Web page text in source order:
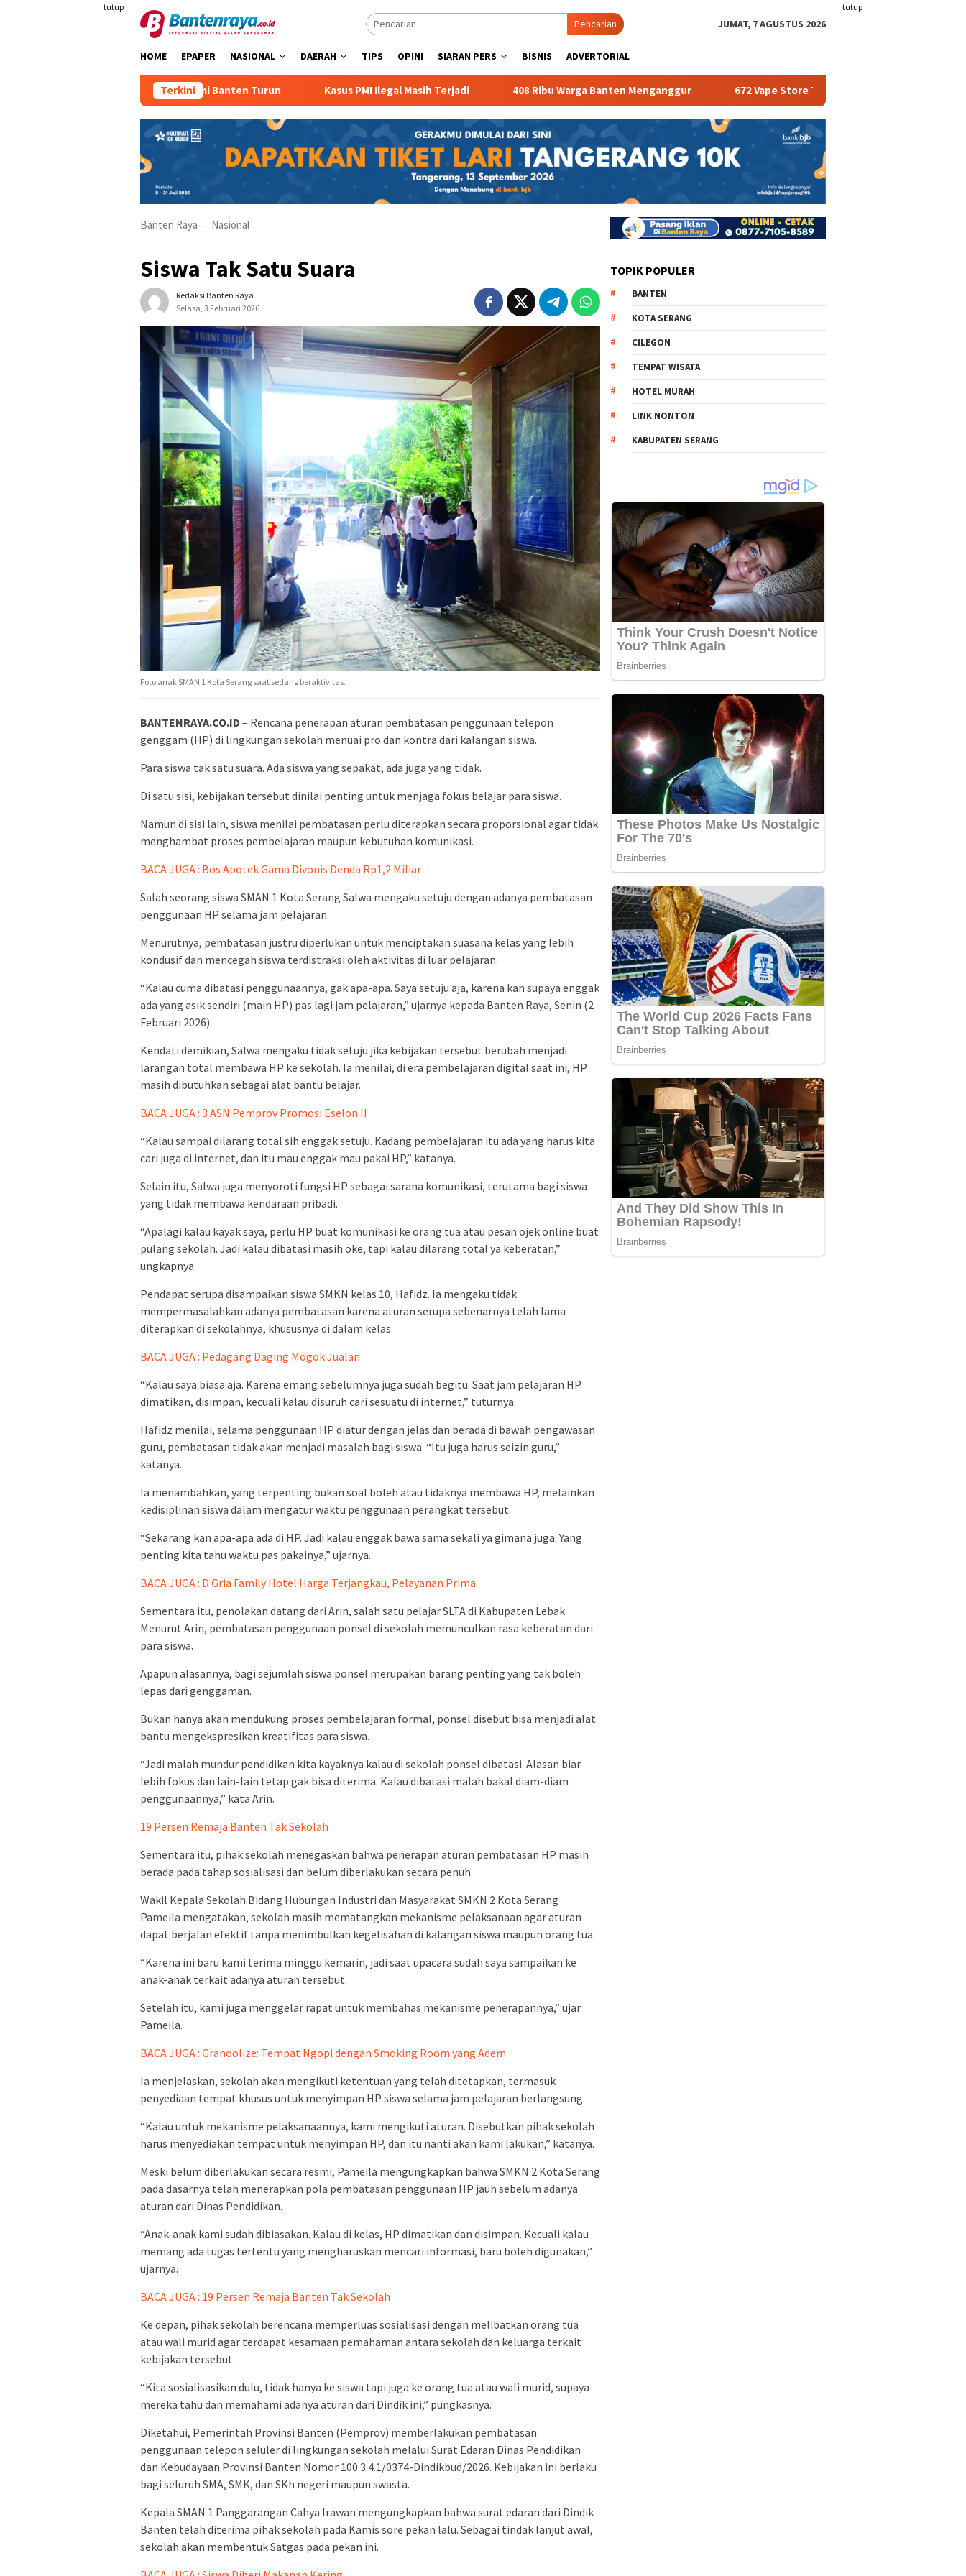
tutup tutup
Pencarian JUMAT, 7 AGUSTUS 2026
HOME EPAPER NASIONAL DAERAH TIPS OPINI SIARAN PERS BISNIS ADVERTORIAL
Terkini
Pertumbuhan Ekonomi Banten Turun Kasus PMI Ilegal Masih Terjadi 408 Ribu Warga Banten Menganggur 672 Vape Store Terancam Tutup
Banten Raya – Nasional
Siswa Tak Satu Suara
Redaksi Banten Raya
Selasa, 3 Februari 2026
Foto anak SMAN 1 Kota Serang saat sedang beraktivitas.
BANTENRAYA.CO.ID – Rencana penerapan aturan pembatasan penggunaan telepon
genggam (HP) di lingkungan sekolah menuai pro dan kontra dari kalangan siswa.
Para siswa tak satu suara. Ada siswa yang sepakat, ada juga yang tidak.
Di satu sisi, kebijakan tersebut dinilai penting untuk menjaga fokus belajar para siswa.
Namun di sisi lain, siswa menilai pembatasan perlu diterapkan secara proporsional agar tidak
menghambat proses pembelajaran maupun kebutuhan komunikasi.
BACA JUGA : Bos Apotek Gama Divonis Denda Rp1,2 Miliar
Salah seorang siswa SMAN 1 Kota Serang Salwa mengaku setuju dengan adanya pembatasan
penggunaan HP selama jam pelajaran.
Menurutnya, pembatasan justru diperlukan untuk menciptakan suasana kelas yang lebih
kondusif dan mencegah siswa terdistraksi oleh aktivitas di luar pelajaran.
“Kalau cuma dibatasi penggunaannya, gak apa-apa. Saya setuju aja, karena kan supaya enggak
ada yang asik sendiri (main HP) pas lagi jam pelajaran,” ujarnya kepada Banten Raya, Senin (2
Februari 2026).
Kendati demikian, Salwa mengaku tidak setuju jika kebijakan tersebut berubah menjadi
larangan total membawa HP ke sekolah. Ia menilai, di era pembelajaran digital saat ini, HP
masih dibutuhkan sebagai alat bantu belajar.
BACA JUGA : 3 ASN Pemprov Promosi Eselon II
“Kalau sampai dilarang total sih enggak setuju. Kadang pembelajaran itu ada yang harus kita
cari juga di internet, dan itu mau enggak mau pakai HP,” katanya.
Selain itu, Salwa juga menyoroti fungsi HP sebagai sarana komunikasi, terutama bagi siswa
yang tidak membawa kendaraan pribadi.
“Apalagi kalau kayak saya, perlu HP buat komunikasi ke orang tua atau pesan ojek online buat
pulang sekolah. Jadi kalau dibatasi masih oke, tapi kalau dilarang total ya keberatan,”
ungkapnya.
Pendapat serupa disampaikan siswa SMKN kelas 10, Hafidz. Ia mengaku tidak
mempermasalahkan adanya pembatasan karena aturan serupa sebenarnya telah lama
diterapkan di sekolahnya, khususnya di dalam kelas.
BACA JUGA : Pedagang Daging Mogok Jualan
“Kalau saya biasa aja. Karena emang sebelumnya juga sudah begitu. Saat jam pelajaran HP
dimatikan, disimpan, kecuali kalau disuruh cari sesuatu di internet,” tuturnya.
Hafidz menilai, selama penggunaan HP diatur dengan jelas dan berada di bawah pengawasan
guru, pembatasan tidak akan menjadi masalah bagi siswa. “Itu juga harus seizin guru,”
katanya.
Ia menambahkan, yang terpenting bukan soal boleh atau tidaknya membawa HP, melainkan
kedisiplinan siswa dalam mengatur waktu penggunaan perangkat tersebut.
“Sekarang kan apa-apa ada di HP. Jadi kalau enggak bawa sama sekali ya gimana juga. Yang
penting kita tahu waktu pas pakainya,” ujarnya.
BACA JUGA : D Gria Family Hotel Harga Terjangkau, Pelayanan Prima
Sementara itu, penolakan datang dari Arin, salah satu pelajar SLTA di Kabupaten Lebak.
Menurut Arin, pembatasan penggunaan ponsel di sekolah memunculkan rasa keberatan dari
para siswa.
Apapun alasannya, bagi sejumlah siswa ponsel merupakan barang penting yang tak boleh
lepas dari genggaman.
Bukan hanya akan mendukung proses pembelajaran formal, ponsel disebut bisa menjadi alat
bantu mengekspresikan kreatifitas para siswa.
“Jadi malah mundur pendidikan kita kayaknya kalau di sekolah ponsel dibatasi. Alasan biar
lebih fokus dan lain-lain tetap gak bisa diterima. Kalau dibatasi malah bakal diam-diam
penggunaannya,” kata Arin.
19 Persen Remaja Banten Tak Sekolah
Sementara itu, pihak sekolah menegaskan bahwa penerapan aturan pembatasan HP masih
berada pada tahap sosialisasi dan belum diberlakukan secara penuh.
Wakil Kepala Sekolah Bidang Hubungan Industri dan Masyarakat SMKN 2 Kota Serang
Pameila mengatakan, sekolah masih mematangkan mekanisme pelaksanaan agar aturan
dapat berjalan efektif tanpa menimbulkan kegelisahan di kalangan siswa maupun orang tua.
“Karena ini baru kami terima minggu kemarin, jadi saat upacara sudah saya sampaikan ke
anak-anak terkait adanya aturan tersebut.
Setelah itu, kami juga menggelar rapat untuk membahas mekanisme penerapannya,” ujar
Pameila.
BACA JUGA : Granoolize: Tempat Ngopi dengan Smoking Room yang Adem
Ia menjelaskan, sekolah akan mengikuti ketentuan yang telah ditetapkan, termasuk
penyediaan tempat khusus untuk menyimpan HP siswa selama jam pelajaran berlangsung.
“Kalau untuk mekanisme pelaksanaannya, kami mengikuti aturan. Disebutkan pihak sekolah
harus menyediakan tempat untuk menyimpan HP, dan itu nanti akan kami lakukan,” katanya.
Meski belum diberlakukan secara resmi, Pameila mengungkapkan bahwa SMKN 2 Kota Serang
pada dasarnya telah menerapkan pola pembatasan penggunaan HP jauh sebelum adanya
aturan dari Dinas Pendidikan.
“Anak-anak kami sudah dibiasakan. Kalau di kelas, HP dimatikan dan disimpan. Kecuali kalau
memang ada tugas tertentu yang mengharuskan mencari informasi, baru boleh digunakan,”
ujarnya.
BACA JUGA : 19 Persen Remaja Banten Tak Sekolah
Ke depan, pihak sekolah berencana memperluas sosialisasi dengan melibatkan orang tua
atau wali murid agar terdapat kesamaan pemahaman antara sekolah dan keluarga terkait
kebijakan tersebut.
“Kita sosialisasikan dulu, tidak hanya ke siswa tapi juga ke orang tua atau wali murid, supaya
mereka tahu dan memahami adanya aturan dari Dindik ini,” pungkasnya.
Diketahui, Pemerintah Provinsi Banten (Pemprov) memberlakukan pembatasan
penggunaan telepon seluler di lingkungan sekolah melalui Surat Edaran Dinas Pendidikan
dan Kebudayaan Provinsi Banten Nomor 100.3.4.1/0374-Dindikbud/2026. Kebijakan ini berlaku
bagi seluruh SMA, SMK, dan SKh negeri maupun swasta.
Kepala SMAN 1 Panggarangan Cahya Irawan mengungkapkan bahwa surat edaran dari Dindik
Banten telah diterima pihak sekolah pada Kamis sore pekan lalu. Sebagai tindak lanjut awal,
sekolah akan membentuk Satgas pada pekan ini.
TOPIK POPULER
BANTEN
KOTA SERANG
CILEGON
TEMPAT WISATA
HOTEL MURAH
LINK NONTON
KABUPATEN SERANG